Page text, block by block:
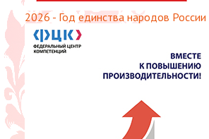
2026 - Год единства народов России